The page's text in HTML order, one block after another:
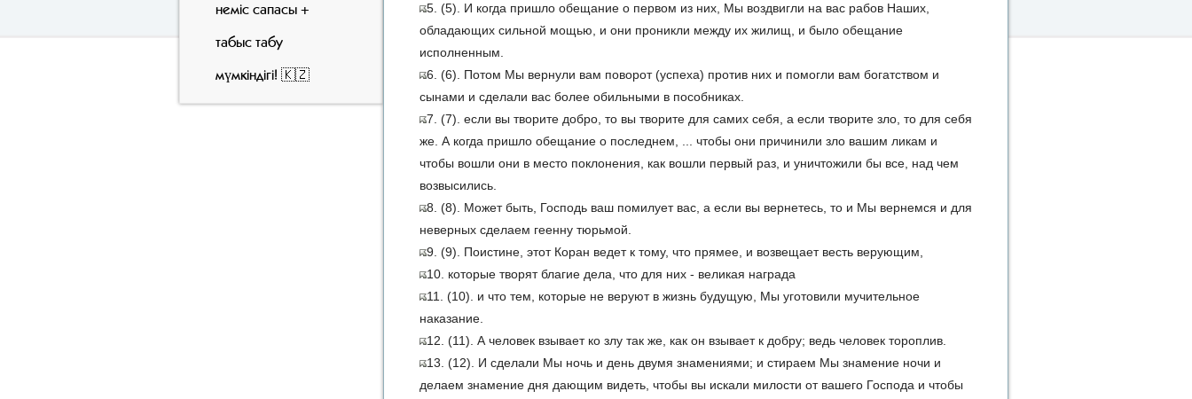
неміс сапасы +
табыс табу
мүмкіндігі! 🇰🇿
5. (5). И когда пришло обещание о первом из них, Мы воздвигли на вас рабов Наших,
обладающих сильной мощью, и они проникли между их жилищ, и было обещание
исполненным.
6. (6). Потом Мы вернули вам поворот (успеха) против них и помогли вам богатством и
сынами и сделали вас более обильными в пособниках.
7. (7). если вы творите добро, то вы творите для самих себя, а если творите зло, то для себя
же. А когда пришло обещание о последнем, ... чтобы они причинили зло вашим ликам и
чтобы вошли они в место поклонения, как вошли первый раз, и уничтожили бы все, над чем
возвысились.
8. (8). Может быть, Господь ваш помилует вас, а если вы вернетесь, то и Мы вернемся и для
неверных сделаем геенну тюрьмой.
9. (9). Поистине, этот Коран ведет к тому, что прямее, и возвещает весть верующим,
10. которые творят благие дела, что для них - великая награда
11. (10). и что тем, которые не веруют в жизнь будущую, Мы уготовили мучительное
наказание.
12. (11). А человек взывает ко злу так же, как он взывает к добру; ведь человек тороплив.
13. (12). И сделали Мы ночь и день двумя знамениями; и стираем Мы знамение ночи и
делаем знамение дня дающим видеть, чтобы вы искали милости от вашего Господа и чтобы